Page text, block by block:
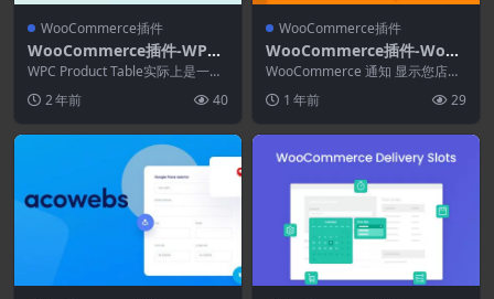
WooCommerce插件
WooCommerce插件-WPC
Product Table for WooCo
mmerce 3.0.4
WPC Product Table实际上是一个
提供...2 年前 40
WooCommerce插件
WooCommerce插件-WooC
ommerce Notification 1.6.
6–提高您的销售额
WooCommerce 通知 显示您店面
的在线商店...
1 年前 29